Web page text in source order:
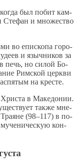
был по­бит кам­
Сте­фан и мно­же­ство
во епи­ско­па го­ро­
и языч­ни­ков за
печь, но си­лой Бо­
Рим­ской церк­ви
на кре­сте.
в Ма­ке­до­нии.
так­же мне­
(98–117) в по­
му­че­ни­че­скую кон­